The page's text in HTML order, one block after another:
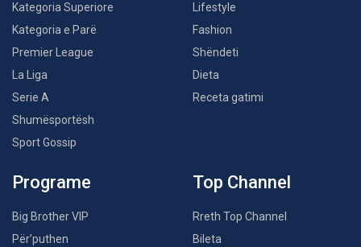
Kategoria Superiore
Kategoria e Parë
Premier League
La Liga
Serie A
Shumësportësh
Sport Gossip
Lifestyle
Fashion
Shëndeti
Dieta
Receta gatimi
Programe
Big Brother VIP
Për’puthen
Top Channel
Rreth Top Channel
Bileta